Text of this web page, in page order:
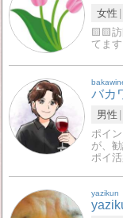
女性
🟨🟨
てま
バカ
男性
ポイ
が、
ポイ
yazikun